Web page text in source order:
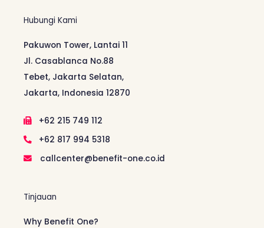
Hubungi Kami
Pakuwon Tower, Lantai 11
Jl. Casablanca No.88
Tebet, Jakarta Selatan,
Jakarta, Indonesia 12870
+62 215 749 112
+62 817 994 5318
callcenter@benefit-one.co.id
Tinjauan
Why Benefit One?